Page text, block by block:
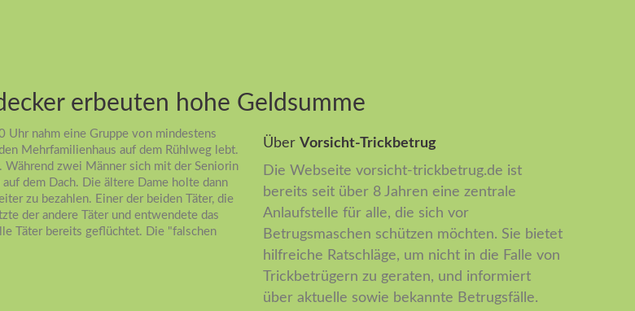
erbeuten hohe Geldsumme
nahm eine Gruppe von mindestens
Mehrfamilienhaus auf dem Rühlweg lebt.
Während zwei Männer sich mit der Seniorin
dem Dach. Die ältere Dame holte dann
zu bezahlen. Einer der beiden Täter, die
der andere Täter und entwendete das
Täter bereits geflüchtet. Die "falschen
Über Vorsicht-Trickbetrug
Die Webseite vorsicht-trickbetrug.de ist
bereits seit über 8 Jahren eine zentrale
Anlaufstelle für alle, die sich vor
Betrugsmaschen schützen möchten. Sie bietet
hilfreiche Ratschläge, um nicht in die Falle von
Trickbetrügern zu geraten, und informiert
über aktuelle sowie bekannte Betrugsfälle.